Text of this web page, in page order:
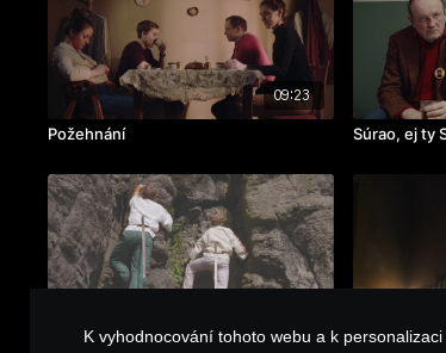
09:23
Požehnání Súrao, ej ty
Theren a Lerak: Poklad Netopýří Hory Tam, kde se
K vyhodnocování tohoto webu a k